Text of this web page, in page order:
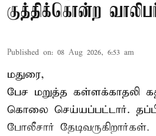
குத்திக்கொன்ற
Published on: 08 Aug 2026, 6:53 am
மதுரை,
பேச மறுத்த கள்ளக்காதலி
கொலை செய்யப்பட்டார்.
போலீசார் தேடிவருகிறார்கள்.